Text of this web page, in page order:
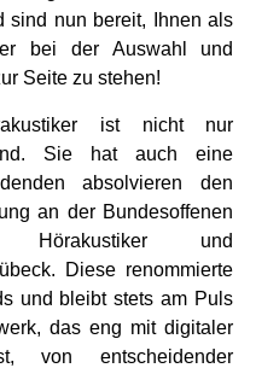
sind nun bereit, Ihnen als
bei der Auswahl und
Seite zu stehen!
ist nicht nur
Sie hat auch eine
absolvieren den
an der Bundesoffenen
Hörakustiker und
Diese renommierte
und bleibt stets am Puls
das eng mit digitaler
von entscheidender